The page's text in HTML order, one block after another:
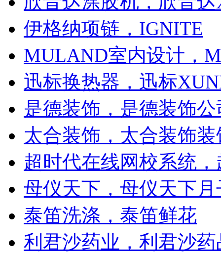
伊格纳项链，IGNITE
MULAND室内设计，
迅标换热器，迅标
是德装饰，是德装饰公
太合装饰，太合装饰
超时代在线网校系统
母仪天下，母仪天下
泰笛洗涤，泰笛鲜花
利君沙药业，利君沙药